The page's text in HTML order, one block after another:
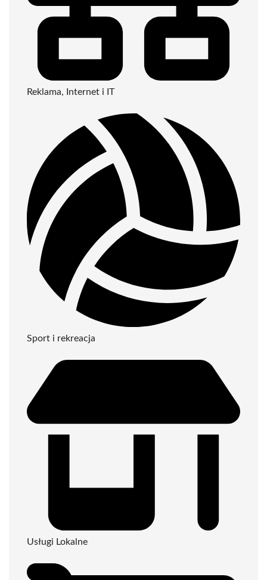
Reklama, Internet i IT
Sport i rekreacja
Usługi Lokalne